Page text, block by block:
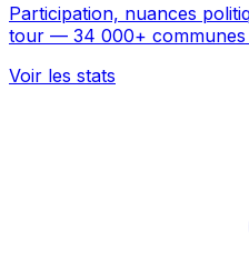
Participation, nuances
tour — 34 000+ communes
Voir les stats